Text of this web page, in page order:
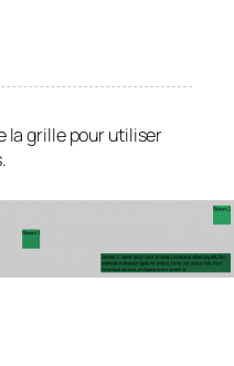
la grille pour utiliser